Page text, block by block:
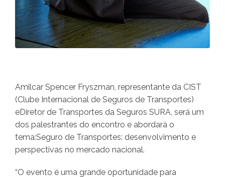
Amilcar Spencer Fryszman, representante da CIST
(Clube Internacional de Seguros de Transportes)
eDiretor de Transportes da Seguros SURA, será um
dos palestrantes do encontro e abordará o
tema:Seguro de Transportes: desenvolvimento e
perspectivas no mercado nacional.
“O evento é uma grande oportunidade para